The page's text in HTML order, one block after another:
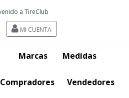
a TireClub
MI CUENTA
Marcas Medidas
Compradores Vendedores